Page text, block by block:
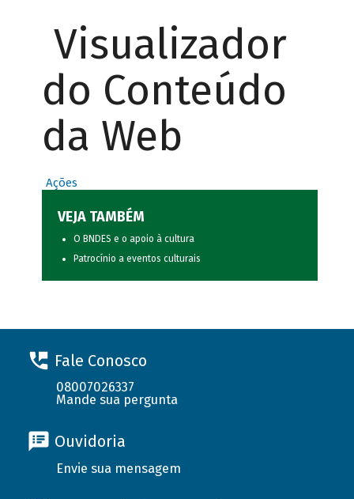
Visualizador
do Conteúdo
da Web
Ações
VEJA TAMBÉM
O BNDES e o apoio à cultura
Patrocínio a eventos culturais
Fale Conosco
08007026337
Mande sua pergunta
Ouvidoria
Envie sua mensagem